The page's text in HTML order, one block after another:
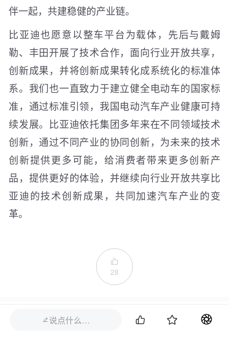
伴一起，共建稳健的产业链。
比亚迪也愿意以整车平台为载体，先后与戴姆
勒、丰田开展了技术合作，面向行业开放共享，
创新成果，并将创新成果转化成系统化的标准体
系。我们也一直致力于建立健全电动车的国家标
准，通过标准引领，我国电动汽车产业健康可持
续发展。比亚迪依托集团多年来在不同领域技术
创新，通过不同产业的协同创新，为未来的技术
创新提供更多可能，给消费者带来更多创新产
品，提供更好的体验，并继续向行业开放共享比
亚迪的技术创新成果，共同加速汽车产业的变
革。

28
说点什么…  